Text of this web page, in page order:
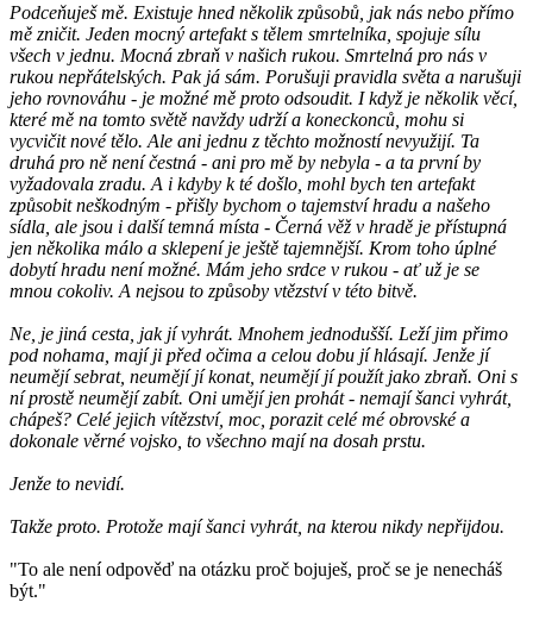
Podceňuješ mě. Existuje hned několik způsobů, jak nás nebo přímo
mě zničit. Jeden mocný artefakt s tělem smrtelníka, spojuje sílu
všech v jednu. Mocná zbraň v našich rukou. Smrtelná pro nás v
rukou nepřátelských. Pak já sám. Porušuji pravidla světa a narušuji
jeho rovnováhu - je možné mě proto odsoudit. I když je několik věcí,
které mě na tomto světě navždy udrží a koneckonců, mohu si
vycvičit nové tělo. Ale ani jednu z těchto možností nevyužijí. Ta
druhá pro ně není čestná - ani pro mě by nebyla - a ta první by
vyžadovala zradu. A i kdyby k té došlo, mohl bych ten artefakt
způsobit neškodným - přišly bychom o tajemství hradu a našeho
sídla, ale jsou i další temná místa - Černá věž v hradě je přístupná
jen několika málo a sklepení je ještě tajemnější. Krom toho úplné
dobytí hradu není možné. Mám jeho srdce v rukou - ať už je se
mnou cokoliv. A nejsou to způsoby vtězství v této bitvě.
Ne, je jiná cesta, jak jí vyhrát. Mnohem jednodušší. Leží jim přimo
pod nohama, mají ji před očima a celou dobu jí hlásají. Jenže jí
neumějí sebrat, neumějí jí konat, neumějí jí použít jako zbraň. Oni s
ní prostě neumějí zabít. Oni umějí jen prohát - nemají šanci vyhrát,
chápeš? Celé jejich vítězství, moc, porazit celé mé obrovské a
dokonale věrné vojsko, to všechno mají na dosah prstu.
Jenže to nevidí.
Takže proto. Protože mají šanci vyhrát, na kterou nikdy nepřijdou.
"To ale není odpověď na otázku proč bojuješ, proč se je nenecháš
být."